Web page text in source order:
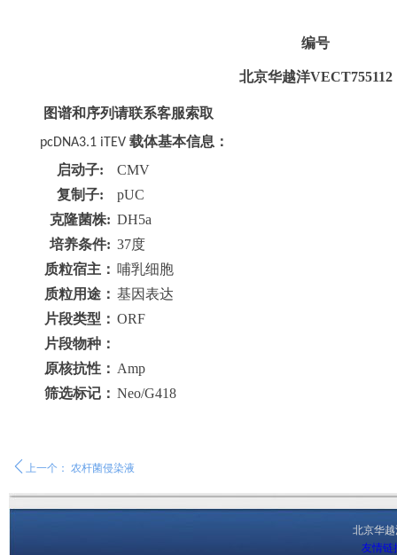
ꄴ 上一个： 农杆菌侵染液
编号
北京华越洋VECT755112
图谱和序列请联系客服索取
pcDNA3.1 iTEV 载体基本信息：
启动子:
CMV
复制子:
pUC
克隆菌株: DH5a
培养条件: 37度
质粒宿主： 哺乳细胞
质粒用途： 基因表达
片段类型： ORF
片段物种：
原核抗性： Amp
筛选标记： Neo/G418
北京华
友情链